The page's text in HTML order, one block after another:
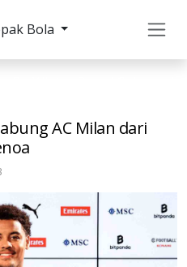
Bola
AC Milan dari